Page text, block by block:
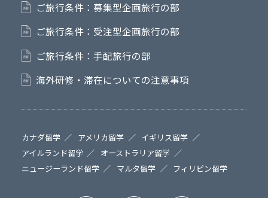
ご旅行条件：募集型企画旅行の部
ご旅行条件：受注型企画旅行の部
ご旅行条件：手配旅行の部
海外研修・滞在についての注意事項
カナダ留学 アメリカ留学
イギリス留学
アイルランド留学
オーストラリア留学
ニュージーランド留学
マルタ留学 フィリピン留学